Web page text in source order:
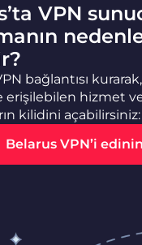
VPN
bağlantısı
erişilebilen hizmet
kilidini açabilirsiniz:
Belarus VPN’i edinin